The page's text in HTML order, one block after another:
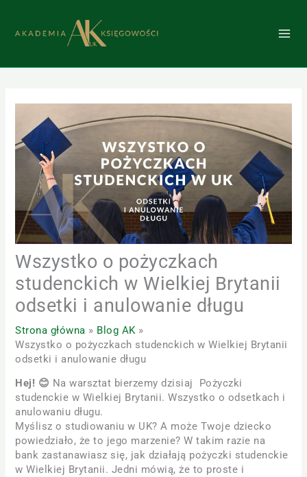
treści
Wszystko o pożyczkach
studenckich w Wielkiej Brytanii
odsetki i anulowanie długu
Strona główna
Blog AK
Wszystko o pożyczkach studenckich w Wielkiej Brytanii
odsetki i anulowanie długu
Hej! 😊 Na warsztat bierzemy dzisiaj
Pożyczki
studenckie w Wielkiej Brytanii. Wszystko o odsetkach i
anulowaniu długu.
Myślisz o studiowaniu w UK? A może Twoje dziecko
powiedziało, że to jego marzenie? W takim razie na
bank zastanawiasz się, jak działają pożyczki studenckie
w Wielkiej Brytanii. Jedni mówią, że to proste i